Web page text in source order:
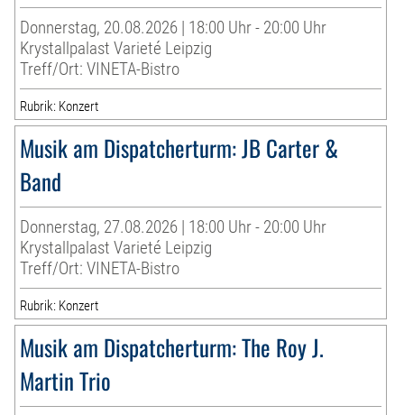
Donnerstag, 20.08.2026 | 18:00 Uhr - 20:00 Uhr
Krystallpalast Varieté Leipzig
Treff/Ort: VINETA-Bistro
Rubrik: Konzert
Musik am Dispatcherturm: JB Carter &
Band
Donnerstag, 27.08.2026 | 18:00 Uhr - 20:00 Uhr
Krystallpalast Varieté Leipzig
Treff/Ort: VINETA-Bistro
Rubrik: Konzert
Musik am Dispatcherturm: The Roy J.
Martin Trio